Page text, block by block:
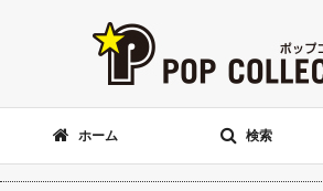
ホーム 検索